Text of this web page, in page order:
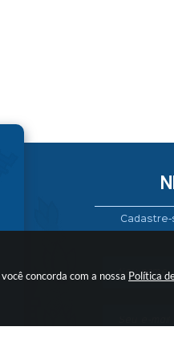
concorda com a nossa Política